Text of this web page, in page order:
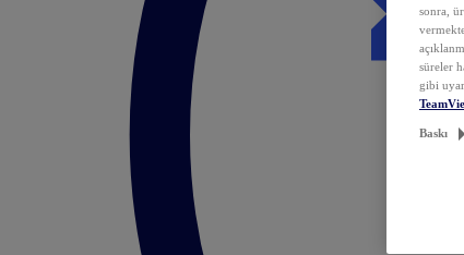
sonra,
süreler
gibi
Baskı